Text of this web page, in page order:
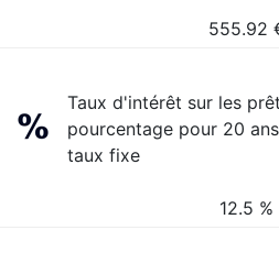
555.92
Taux d'intérêt sur les
pourcentage pour 20
taux fixe
12.5 %